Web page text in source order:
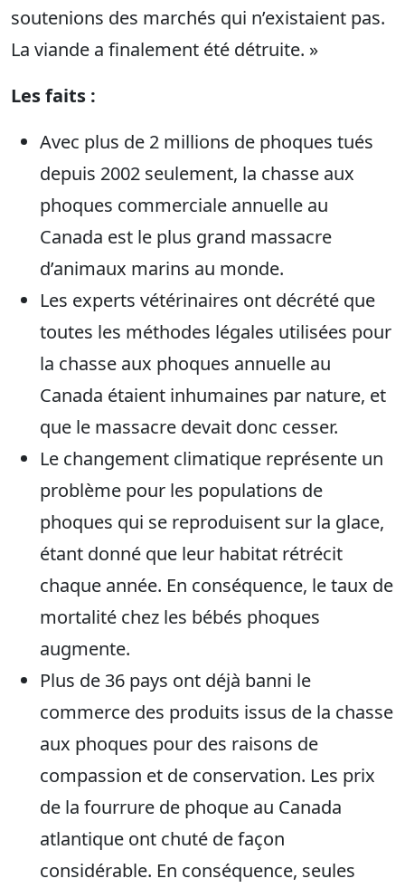
soutenions des marchés qui n’existaient pas.
La viande a finalement été détruite. »
Les faits :
Avec plus de 2 millions de phoques tués
depuis 2002 seulement, la chasse aux
phoques commerciale annuelle au
Canada est le plus grand massacre
d’animaux marins au monde.
Les experts vétérinaires ont décrété que
toutes les méthodes légales utilisées pour
la chasse aux phoques annuelle au
Canada étaient inhumaines par nature, et
que le massacre devait donc cesser.
Le changement climatique représente un
problème pour les populations de
phoques qui se reproduisent sur la glace,
étant donné que leur habitat rétrécit
chaque année. En conséquence, le taux de
mortalité chez les bébés phoques
augmente.
Plus de 36 pays ont déjà banni le
commerce des produits issus de la chasse
aux phoques pour des raisons de
compassion et de conservation. Les prix
de la fourrure de phoque au Canada
atlantique ont chuté de façon
considérable. En conséquence, seules